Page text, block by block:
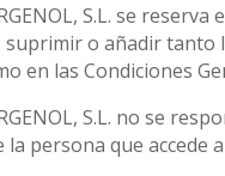
S.L. se
o añadir tanto
en las Condiciones
S.L. no se
persona que accede